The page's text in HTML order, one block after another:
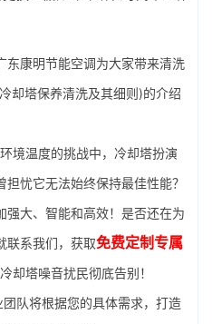
东康明节能空调为大家带来清洗
却塔保养清洗及其细则)的介绍
温度的挑战中，冷却塔扮演
忧它无法始终保持最佳性能？
强大、智能和高效！是否还在为
联系我们，获取免费定制专属
却塔噪音扰民彻底告别！
队将根据您的具体需求，打造